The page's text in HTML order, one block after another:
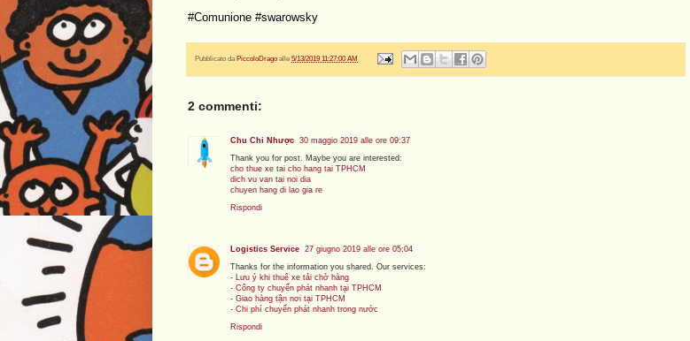
#Comunione #swarowsky
Pubblicato da PiccoloDrago alle 5/13/2019 11:27:00 AM
2 commenti:
Chu Chỉ Nhược 30 maggio 2019 alle ore 09:37
Thank you for post. Maybe you are interested:
cho thue xe tai cho hang tai TPHCM
dich vu van tai noi dia
chuyen hang di lao gia re
Rispondi
Logistics Service 27 giugno 2019 alle ore 05:04
Thanks for the information you shared. Our services:
-
Lưu ý khi thuê xe tải chở hàng
- Công ty chuyển phát nhanh tại TPHCM
- Giao hàng tận nơi tại TPHCM
- Chi phí chuyển phát nhanh trong nước
Rispondi